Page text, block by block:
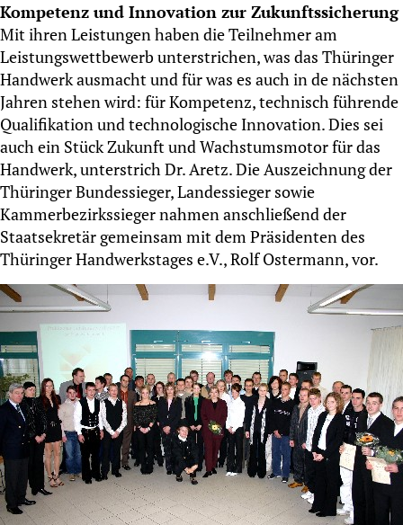
Kompetenz und Innovation zur Zukunftssicherung
Mit ihren Leistungen haben die Teilnehmer am
Leistungswettbewerb unterstrichen, was das Thüringer
Handwerk ausmacht und für was es auch in de nächsten
Jahren stehen wird: für Kompetenz, technisch führende
Qualifikation und technologische Innovation. Dies sei
auch ein Stück Zukunft und Wachstumsmotor für das
Handwerk, unterstrich Dr. Aretz. Die Auszeichnung der
Thüringer Bundessieger, Landessieger sowie
Kammerbezirkssieger nahmen anschließend der
Staatsekretär gemeinsam mit dem Präsidenten des
Thüringer Handwerkstages e.V., Rolf Ostermann, vor.